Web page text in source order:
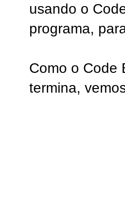
usando o
programa,
Como o Code
termina,